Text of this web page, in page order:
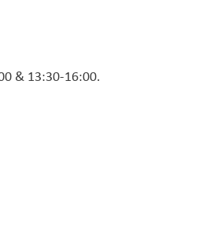
& 13:30-16:00.